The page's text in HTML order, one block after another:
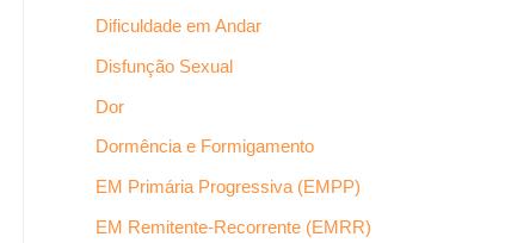
Dificuldade em Andar
Disfunção Sexual
Dor
Dormência e Formigamento
EM Primária Progressiva (EMPP)
EM Remitente-Recorrente (EMRR)